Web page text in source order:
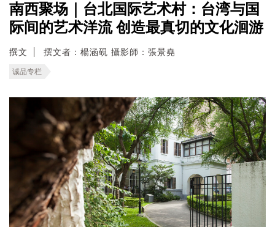
南西聚场｜台北国际艺术村：台湾与国
际间的艺术洋流 创造最真切的文化洄游
撰文 撰文者：楊涵硯 攝影師：張景堯
诚品专栏